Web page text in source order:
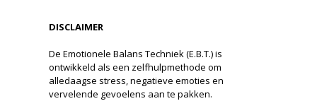
DISCLAIMER
De Emotionele Balans Techniek (E.B.T.) is
ontwikkeld als een zelfhulpmethode om
alledaagse stress, negatieve emoties en
vervelende gevoelens aan te pakken.